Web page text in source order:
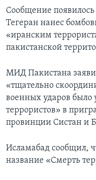
Сообщение появилось
Тегеран нанес
«иранским
пакистанской
МИД Пакистана
«тщательно
военных ударов было
террористов» в
провинции Систан и
Исламабад сообщил,
название «Смерть